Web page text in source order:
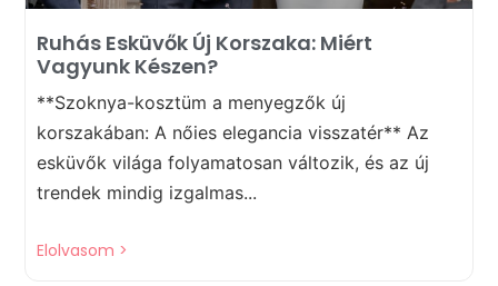
Ruhás Esküvők Új Korszaka: Miért
Vagyunk Készen?
**Szoknya-kosztüm a menyegzők új
korszakában: A nőies elegancia visszatér** Az
esküvők világa folyamatosan változik, és az új
trendek mindig izgalmas...
Elolvasom >